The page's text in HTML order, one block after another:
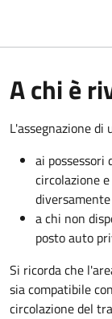
A chi è
L'assegnazione
ai possessori
circolazione
a chi non
posto auto
Si ricorda che
sia compatibile
circolazione del